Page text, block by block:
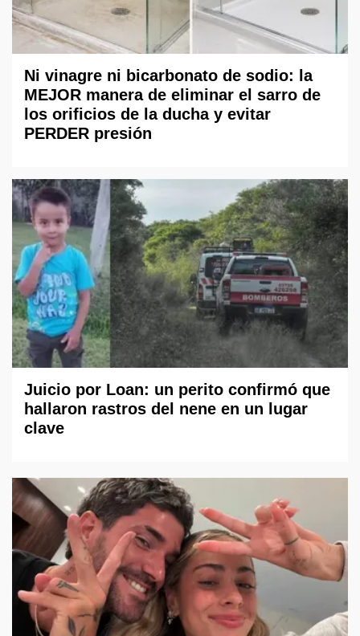
Ni vinagre ni bicarbonato de sodio: la
MEJOR manera de eliminar el sarro de
los orificios de la ducha y evitar
PERDER presión
Juicio por Loan: un perito confirmó que
hallaron rastros del nene en un lugar
clave